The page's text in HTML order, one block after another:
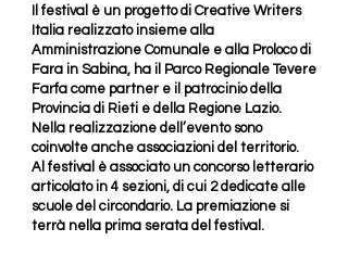
Il festival è un progetto di Creative Writers
Italia realizzato insieme alla
Amministrazione Comunale e alla Proloco di
Fara in Sabina, ha il Parco Regionale Tevere
Farfa come partner e il patrocinio della
Provincia di Rieti e della Regione Lazio.
Nella realizzazione dell’evento sono
coinvolte anche associazioni del territorio.
Al festival è associato un concorso letterario
articolato in 4 sezioni, di cui 2 dedicate alle
scuole del circondario. La premiazione si
terrà nella prima serata del festival.